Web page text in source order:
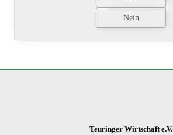
Inhaber Alexander Berger
Teuringer Wirtschaft e.V.